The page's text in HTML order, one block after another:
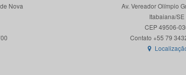
Nova
Av. Vereador Olímpio
Itabaiana/SE
CEP 49506-